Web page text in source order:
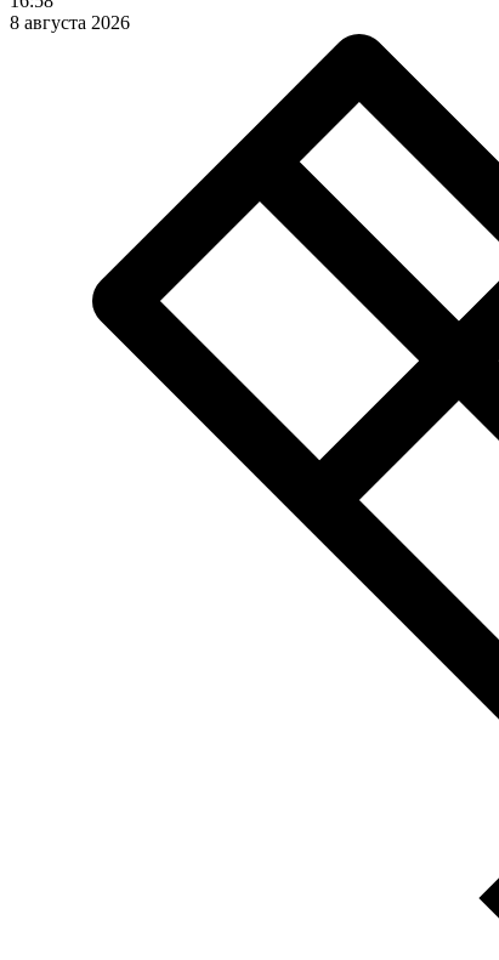
8 августа 2026